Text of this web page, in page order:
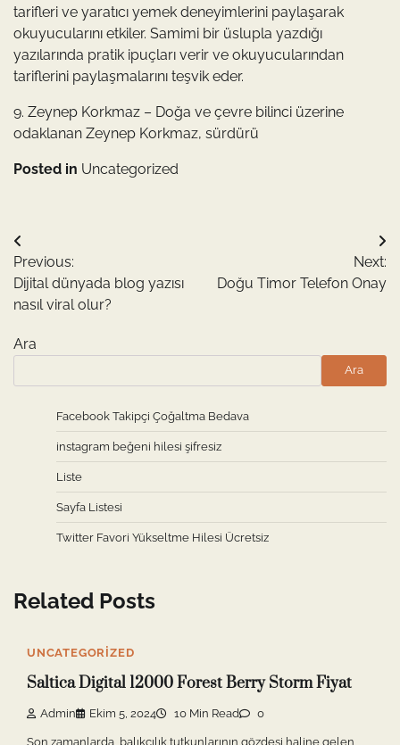
tarifleri ve yaratıcı yemek deneyimlerini paylaşarak
okuyucularını etkiler. Samimi bir üslupla yazdığı
yazılarında pratik ipuçları verir ve okuyucularından
tariflerini paylaşmalarını teşvik eder.
9. Zeynep Korkmaz – Doğa ve çevre bilinci üzerine
odaklanan Zeynep Korkmaz, sürdürü
Posted in Uncategorized
Yazı
gezinmesi
Previous:
Dijital dünyada blog yazısı
nasıl viral olur?
Next:
Doğu Timor Telefon Onay
Ara
Ara
Facebook Takipçi Çoğaltma Bedava
instagram beğeni hilesi şifresiz
Liste
Sayfa Listesi
Twitter Favori Yükseltme Hilesi Ücretsiz
Related Posts
UNCATEGORIZED
Saltica Digital 12000 Forest Berry Storm Fiyat
Admin Ekim 5, 2024 10 Min Read 0
Son zamanlarda, balıkçılık tutkunlarının gözdesi haline gelen